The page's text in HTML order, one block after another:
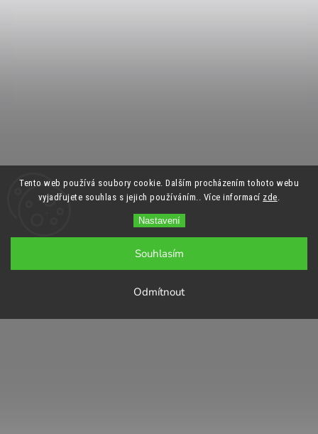
Tento web používá soubory cookie. Dalším procházením tohoto webu
vyjadřujete souhlas s jejich používáním.. Více informací zde
Nastavení
Odmítnout
Souhlasím